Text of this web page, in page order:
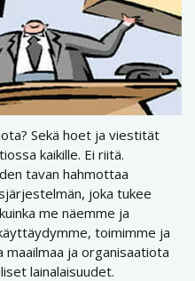
Sekä hoet ja viestität
kaikille. Ei riitä.
tavan hahmottaa
joka tukee
me näemme ja
toimimme ja
ja organisaatiota
lainalaisuudet.